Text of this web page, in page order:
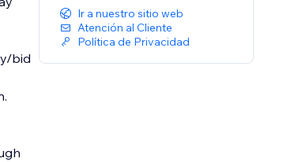
bid
Ir a nuestro sitio web
Atención al Cliente
Política de Privacidad